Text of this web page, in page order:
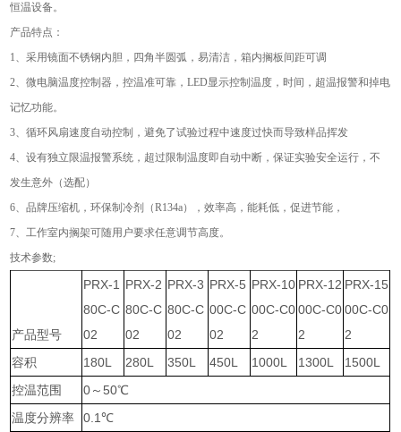
恒温设备。
产品特点：
1、采用镜面不锈钢内胆，四角半圆弧，易清洁，箱内搁板间距可调
2、微电脑温度控制器，控温准可靠，LED显示控制温度，时间，超温报警和掉电
记忆功能。
3、循环风扇速度自动控制，避免了试验过程中速度过快而导致样品挥发
4、设有独立限温报警系统，超过限制温度即自动中断，保证实验安全运行，不
发生意外（选配）
6、品牌压缩机，环保制冷剂（R134a），效率高，能耗低，促进节能，
7、工作室内搁架可随用户要求任意调节高度。
技术参数;
产品型号
PRX-1
80C-C
02
PRX-2
80C-C
02
PRX-3
80C-C
02
PRX-5
00C-C
02
PRX-10
00C-C0
2
PRX-12
00C-C0
2
PRX-15
00C-C0
2
容积
180L 280L 350L 450L 1000L 1300L
1500L
控温范围
0～50℃
温度分辨率
0.1℃